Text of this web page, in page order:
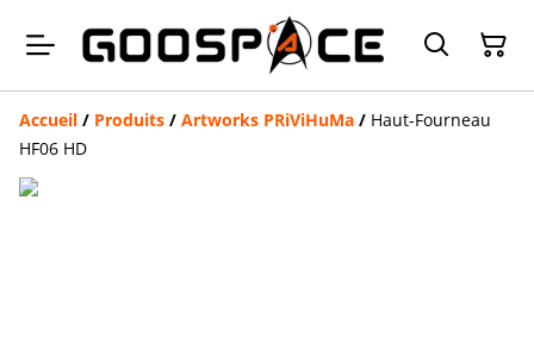
Accueil / Produits / Artworks PRiViHuMa / Haut-Fourneau
HF06 HD